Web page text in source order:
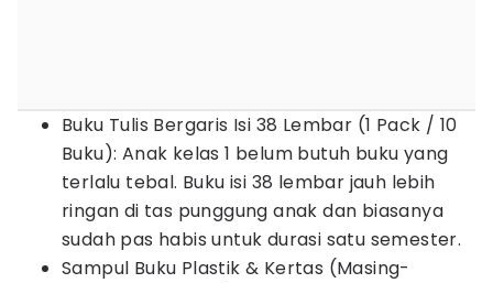
Buku Tulis Bergaris Isi 38 Lembar (1 Pack / 10
Buku): Anak kelas 1 belum butuh buku yang
terlalu tebal. Buku isi 38 lembar jauh lebih
ringan di tas punggung anak dan biasanya
sudah pas habis untuk durasi satu semester.
Sampul Buku Plastik & Kertas (Masing-